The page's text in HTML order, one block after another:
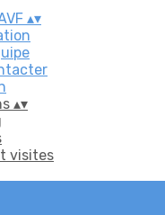
▴▾
▴▾
visites